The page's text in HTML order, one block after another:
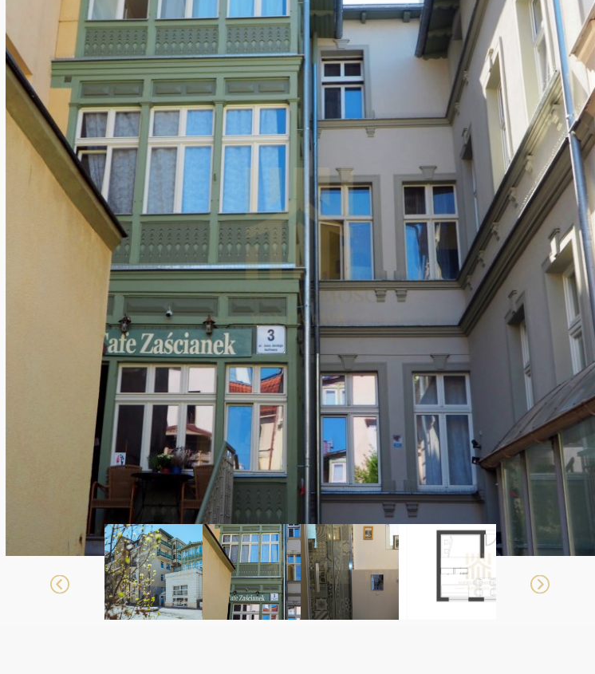
Studio z podwójnym łóżkiem i sofą do spania.
Łazienka z prysznicem.
Informacje dodatkowe:
Goście mają wyłączny dostęp do całego apartamentu.
W cenie WiFi, Pościel, Ręczniki, Galanteria Hotelowa.
Samodzielne zameldowanie. Doba Hotelowa od 16:00
do 11:00.
Wystawiamy FV, prosimy o informację o NIP przed
przyjazdem.
Istnieje możliwość wypożyczenia:
- łóżeczka dziecięcego składanego z materacem /
krzesełka do karmienia /nocnika / wanienki.